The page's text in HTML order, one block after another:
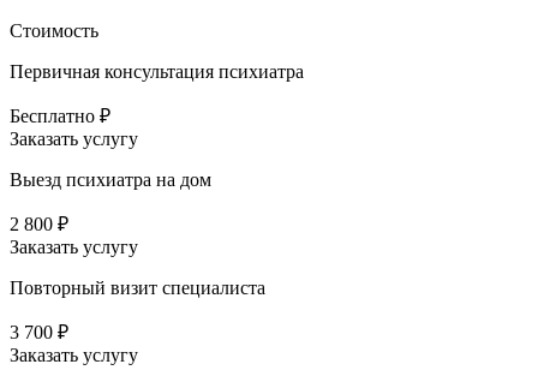
Стоимость
Первичная консультация психиатра
Бесплатно ₽
Заказать услугу
Выезд психиатра на дом
2 800 ₽
Заказать услугу
Повторный визит специалиста
3 700 ₽
Заказать услугу